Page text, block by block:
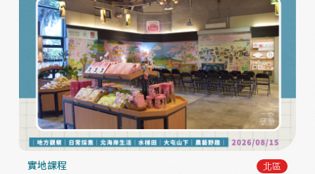
實地課程 北區